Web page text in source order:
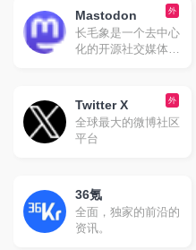
Facebook由马克·扎
克伯格及其哈佛大学
室友于2004年2月4
日创立，最初名
提供的包含照片和联
系信息的通讯录。
外
Mastodon
长毛象是一个去中心
化的开源社交媒体平
（称为“微博客”），
类似于Twitter。然
而，与Twitter不同的
是，Mastodon不依
实例（即独立运行的
服务器）组成的联邦
网络。
外
Twitter X
全球最大的微博社区
平台
36氪
全面，独家的前沿的
资讯。